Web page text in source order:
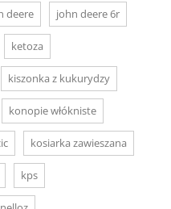
deere john deere 6r
ketoza
kiszonka z kukurydzy
konopie włókniste
kosiarka zawieszana
kps